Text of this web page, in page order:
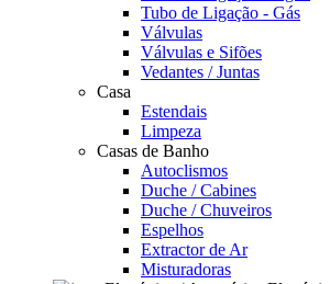
Tubo de Ligação - Gás
Válvulas
Válvulas e Sifões
Vedantes / Juntas
Casa
Estendais
Limpeza
Casas de Banho
Autoclismos
Duche / Cabines
Duche / Chuveiros
Espelhos
Extractor de Ar
Misturadoras